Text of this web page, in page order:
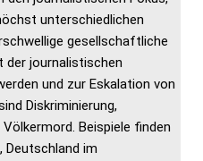
unterschiedlichen
gesellschaftliche
der journalistischen
und zur Eskalation von
Diskriminierung,
Beispiele finden
Deutschland im